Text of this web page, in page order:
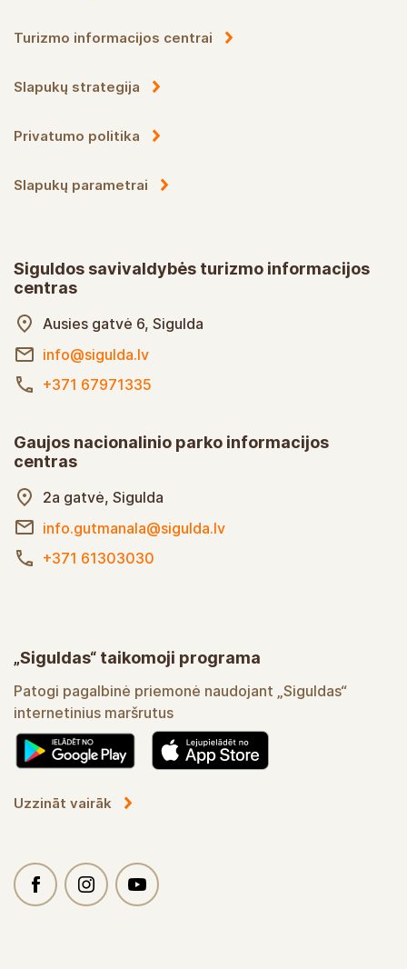
Turizmo informacijos centrai
Slapukų strategija
Privatumo politika
Slapukų parametrai
Siguldos savivaldybės turizmo informacijos
centras
Ausies gatvė 6, Sigulda
info@sigulda.lv
+371 67971335
Gaujos nacionalinio parko informacijos
centras
2a gatvė, Sigulda
info.gutmanala@sigulda.lv
+371 61303030
„Siguldas“ taikomoji programa
Patogi pagalbinė priemonė naudojant „Siguldas“
internetinius maršrutus
Sužinokite daugiau